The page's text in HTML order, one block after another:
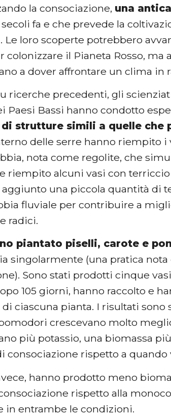
la consociazione, una
secoli fa e che prevede la
Le loro scoperte potrebbero
colonizzare il Pianeta Rosso,
a dover affrontare un clima in
ricerche precedenti, gli
Paesi Bassi hanno condotto
strutture simili a quelle che
delle serre hanno riempito
nota come regolite, che
riempito alcuni vasi con
una piccola quantità di
fluviale per contribuire a
radici.
piantato piselli, carote e
singolarmente (una pratica
Sono stati prodotti cinque
105 giorni, hanno raccolto e
ciascuna pianta. I risultati sono
crescevano molto
più potassio, una biomassa
consociazione rispetto a quando
hanno prodotto meno
rispetto alla
in entrambe le condizioni.